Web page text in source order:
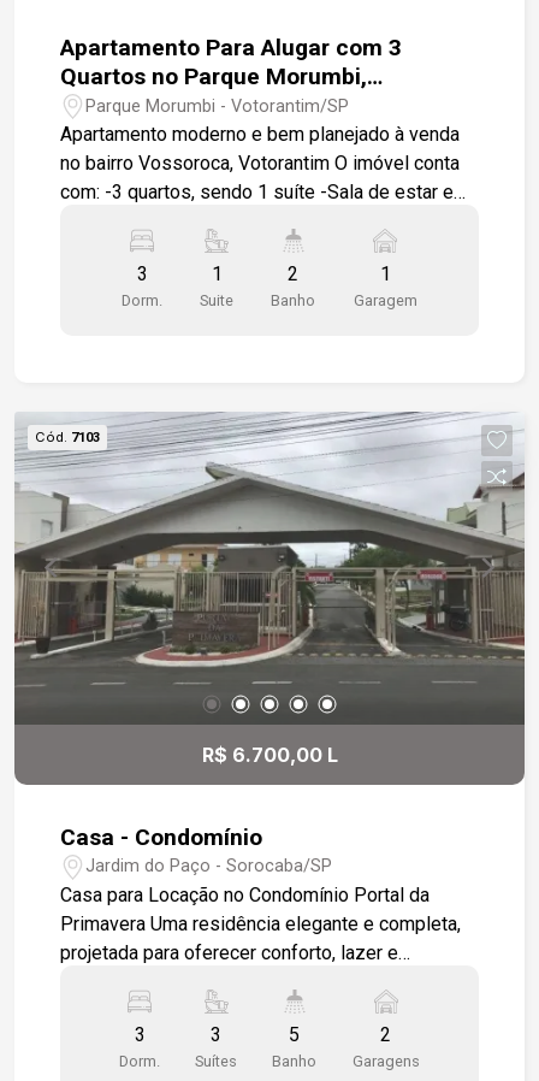
Apartamento Para Alugar com 3
Quartos no Parque Morumbi,
Votorantim/SP
Parque Morumbi - Votorantim/SP
Apartamento moderno e bem planejado à venda
no bairro Vossoroca, Votorantim O imóvel conta
com: -3 quartos, sendo 1 suíte -Sala de estar e
armários modulados -Varanda -Área de serviço -
Banheiro social -1 vaga de garagem rotativa Além
de armários modulados, piso em porcelanato,
-Academia -Salão de festas -Playground -Áreas
de convivência Entre em contato para mais
informações ou agende uma visita. Nossa equipe
está à disposição para apresentar todos os
detalhes do imóvel.
3
Dorm.
1
Suite
2
Banho
1
Garagem
Cód. 7103
R$ 6.700,00 L
Casa - Condomínio
Jardim do Paço - Sorocaba/SP
Casa para Locação no Condomínio Portal da
Primavera Uma residência elegante e completa,
projetada para oferecer conforto, lazer e
desejados da cidade. Características do Imóvel -
Sala ampla em dois ambientes, com piso em
porcelanato e acabamento em moldura de gesso
3
Dorm.
3
Suítes
5
Banho
2
Garagens